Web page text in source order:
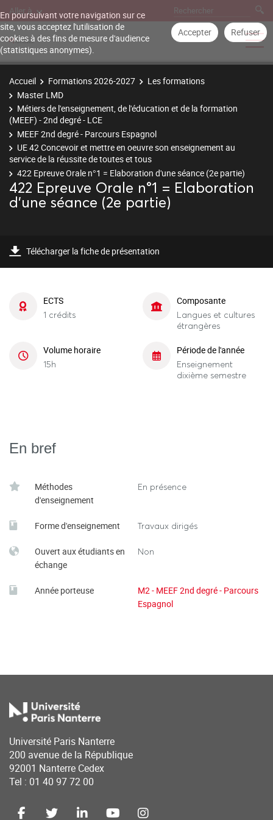
En poursuivant votre navigation sur ce
site, vous acceptez l'utilisation de
cookies à des fins de mesure d'audience
(statistiques anonymes).
Accepter Refuser
Aller à
Accueil Formations 2026-2027
Les formations
Master LMD
Métiers de l'enseignement, de l'éducation et de la formation
(MEEF) - 2nd degré - LCE
MEEF 2nd degré - Parcours Espagnol
UE 42 Concevoir et mettre en oeuvre son enseignement au
service de la réussite de toutes et tous
422 Epreuve Orale n°1 = Elaboration d'une séance (2e partie)
422 Epreuve Orale n°1 = Elaboration
d'une séance (2e partie)
Télécharger la fiche de présentation
ECTS
1 crédits
Composante
Langues et cultures
étrangères
Volume horaire
15h
Période de l'année
Enseignement
dixième semestre
En bref
Méthodes
d'enseignement
En présence
Forme d'enseignement Travaux dirigés
Ouvert aux étudiants en
échange
Non
Année porteuse
M2 - MEEF 2nd degré - Parcours
Espagnol
Université Paris Nanterre
200 avenue de la République
92001 Nanterre Cedex
Tel : 01 40 97 72 00